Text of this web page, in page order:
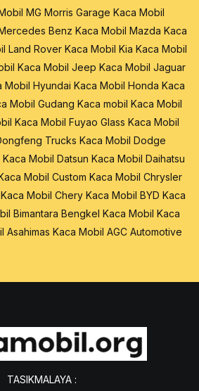
MG Morris Garage Kaca Mobil
Benz Kaca Mobil Mazda Kaca
Land Rover Kaca Mobil Kia Kaca Mobil
Kaca Mobil Jeep Kaca Mobil Jaguar
Mobil Hyundai Kaca Mobil Honda Kaca
Mobil Gudang Kaca mobil Kaca Mobil
Kaca Mobil Fuyao Glass Kaca Mobil
Trucks Kaca Mobil Dodge
Kaca Mobil Datsun Kaca Mobil Daihatsu
Mobil Custom Kaca Mobil Chrysler
Kaca Mobil Chery Kaca Mobil BYD Kaca
Bimantara Bengkel Kaca Mobil Kaca
Asahimas Kaca Mobil AGC Automotive
TASIKMALAYA :